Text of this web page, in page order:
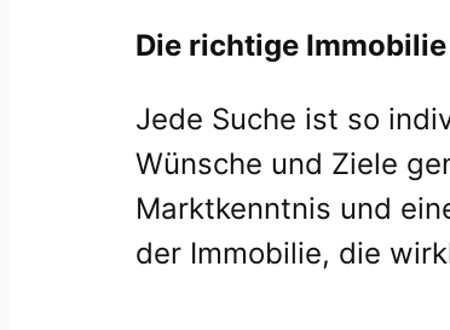
Die richtige
Jede Suche ist so
Wünsche und Ziele
Marktkenntnis und
der Immobilie, die